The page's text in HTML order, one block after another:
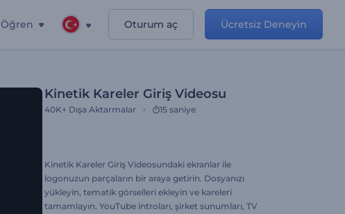
Öğren Oturum aç Ücretsiz Deneyin
Kinetik Kareler Giriş Videosu
40K+ Dışa Aktarmalar 15 saniye
Kinetik Kareler Giriş Videosundaki ekranlar ile
logonuzun parçaların bir araya getirin. Dosyanızı
yükleyin, tematik görselleri ekleyin ve kareleri
tamamlayın. YouTube introları, şirket sunumları, TV